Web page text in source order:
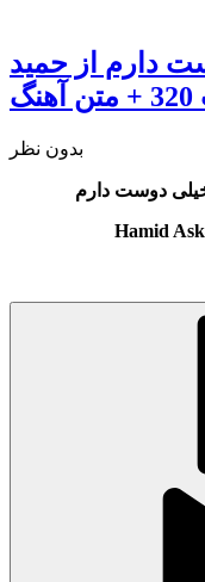
دارم از حمید
بدون نظر
دوست دارم
Hamid